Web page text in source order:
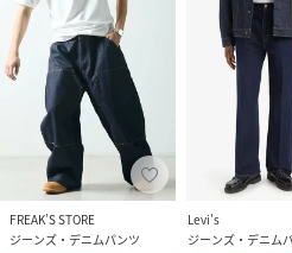
FREAK’S STORE
ジーンズ・デニムパンツ
Levi's
ジーンズ・デニム